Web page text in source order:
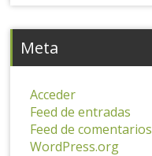
Meta
Acceder
Feed de entradas
Feed de comentarios
WordPress.org